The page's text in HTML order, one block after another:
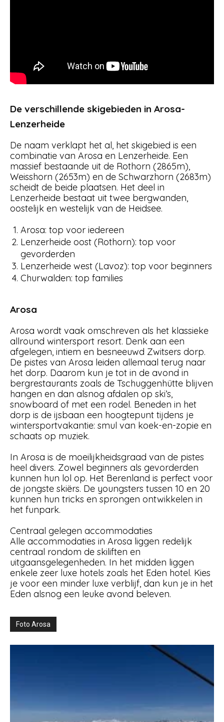
De verschillende skigebieden in Arosa-
Lenzerheide
De naam verklapt het al, het skigebied is een
combinatie van Arosa en Lenzerheide. Een
massief bestaande uit de Rothorn (2865m),
Weisshorn (2653m) en de Schwarzhorn (2683m)
scheidt de beide plaatsen. Het deel in
Lenzerheide bestaat uit twee bergwanden,
oostelijk en westelijk van de Heidsee.
Arosa: top voor iedereen
Lenzerheide oost (Rothorn): top voor
gevorderden
Lenzerheide west (Lavoz): top voor beginners
Churwalden: top families
Arosa
Arosa wordt vaak omschreven als het klassieke
allround wintersport resort. Denk aan een
afgelegen, intiem en besneeuwd Zwitsers dorp.
De pistes van Arosa leiden allemaal terug naar
het dorp. Daarom kun je tot in de avond in
bergrestaurants zoals de Tschuggenhütte blijven
hangen en dan alsnog afdalen op ski’s,
snowboard of met een rodel. Beneden in het
dorp is de ijsbaan een hoogtepunt tijdens je
wintersportvakantie: smul van koek-en-zopie en
schaats op muziek.
In Arosa is de moeilijkheidsgraad van de pistes
heel divers. Zowel beginners als gevorderden
kunnen hun lol op. Het Berenland is perfect voor
de jongste skiërs. De youngsters tussen 10 en 20
kunnen hun tricks en sprongen ontwikkelen in
het funpark.
Centraal gelegen accommodaties
Alle accommodaties in Arosa liggen redelijk
centraal rondom de skiliften en
uitgaansgelegenheden. In het midden liggen
enkele zeer luxe hotels zoals het Eden hotel. Kies
je voor een minder luxe verblijf, dan kun je in het
Eden alsnog een leuke avond beleven.
Foto Arosa